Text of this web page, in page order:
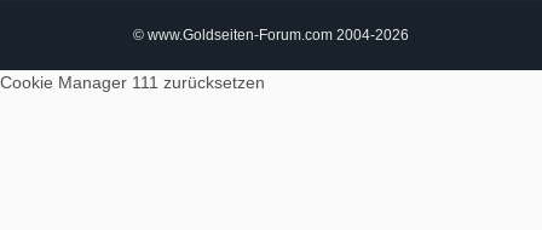
© www.Goldseiten-Forum.com 2004-2026
Cookie Manager 111 zurücksetzen